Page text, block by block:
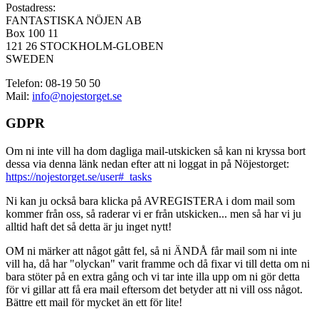
Postadress:
FANTASTISKA NÖJEN AB
Box 100 11
121 26 STOCKHOLM-GLOBEN
SWEDEN
Telefon: 08-19 50 50
Mail: info@nojestorget.se
GDPR
Om ni inte vill ha dom dagliga mail-utskicken så kan ni kryssa bort
dessa via denna länk nedan efter att ni loggat in på Nöjestorget:
https://nojestorget.se/user#_tasks
Ni kan ju också bara klicka på AVREGISTERA i dom mail som
kommer från oss, så raderar vi er från utskicken... men så har vi ju
alltid haft det så detta är ju inget nytt!
OM ni märker att något gått fel, så ni ÄNDÅ får mail som ni inte
vill ha, då har "olyckan" varit framme och då fixar vi till detta om ni
bara stöter på en extra gång och vi tar inte illa upp om ni gör detta
för vi gillar att få era mail eftersom det betyder att ni vill oss något.
Bättre ett mail för mycket än ett för lite!